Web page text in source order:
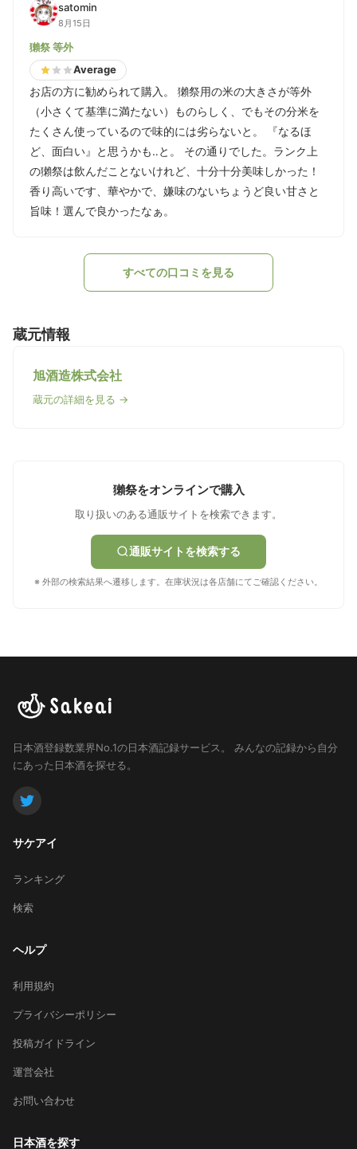
satomin
8月15日
獺祭 等外
Average
お店の方に勧められて購入。 獺祭用の米の大きさが等外
（小さくて基準に満たない）ものらしく、でもその分米を
たくさん使っているので味的には劣らないと。 『なるほ
ど、面白い』と思うかも‥と。 その通りでした。ランク上
の獺祭は飲んだことないけれど、十分十分美味しかった！
香り高いです、華やかで、嫌味のないちょうど良い甘さと
旨味！選んで良かったなぁ。
すべての口コミを見る
蔵元情報
旭酒造株式会社
蔵元の詳細を見る →
獺祭をオンラインで購入
取り扱いのある通販サイトを検索できます。
通販サイトを検索する
※ 外部の検索結果へ遷移します。在庫状況は各店舗にてご確認ください。
日本酒登録数業界No.1の日本酒記録サービス。
みんなの記録から自分
にあった日本酒を探せる。
サケアイ
ランキング
検索
ヘルプ
利用規約
プライバシーポリシー
投稿ガイドライン
運営会社
お問い合わせ
日本酒を探す